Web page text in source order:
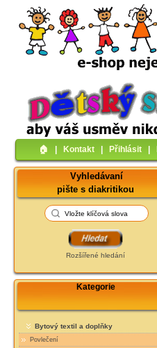
🏠︎ Kontakt Přihlásit
Vyhledávaní
pište s diakritikou
Rozšířené hledání
Kategorie
Bytový textil a doplňky
Povlečení